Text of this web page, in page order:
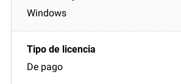
Windows
De pago